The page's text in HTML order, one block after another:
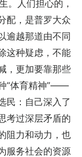
。人们担心的，
配，是普罗大众
逾越那道由不同
这种疑虑，不能
，更加要靠那些
“体育精神”——
民：自己深入了
考过深层矛盾的
阻力和动力，也
服务社会的资源